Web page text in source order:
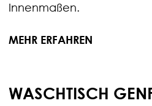
Innenmaßen.
MEHR ERFAHREN
WASCHTISCH